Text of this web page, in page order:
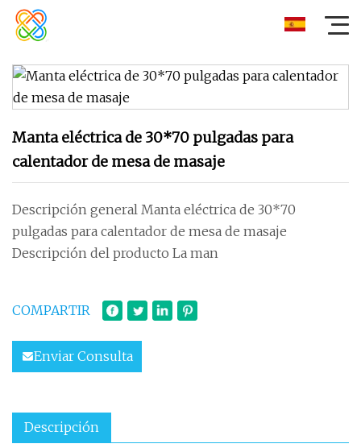
Manta eléctrica de 30*70 pulgadas para
calentador de mesa de masaje
Descripción general Manta eléctrica de 30*70
pulgadas para calentador de mesa de masaje
Descripción del producto La man
COMPARTIR
Enviar Consulta
Descripción